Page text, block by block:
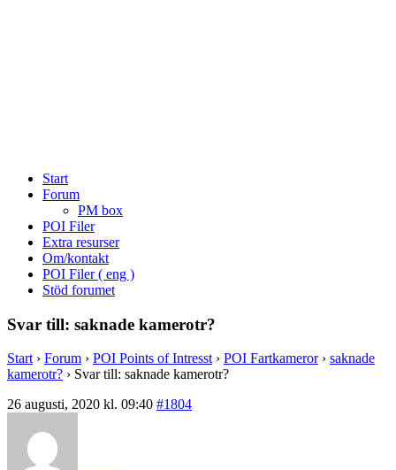
Start
Forum
PM box
POI Filer
Extra resurser
Om/kontakt
POI Filer ( eng )
Stöd forumet
Svar till: saknade kamerotr?
Start › Forum › POI Points of Intresst › POI Fartkameror › saknade
kamerotr? › Svar till: saknade kamerotr?
26 augusti, 2020 kl. 09:40 #1804